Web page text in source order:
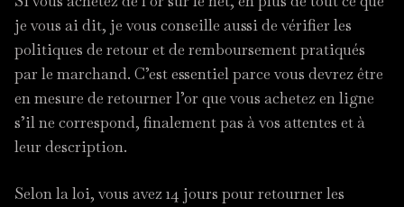
je vous ai dit, je vous conseille aussi de vérifier les
politiques de retour et de remboursement pratiqués
par le marchand. C’est essentiel parce vous devrez être
en mesure de retourner l’or que vous achetez en ligne
s’il ne correspond, finalement pas à vos attentes et à
leur description.
Selon la loi, vous avez 14 jours pour retourner les